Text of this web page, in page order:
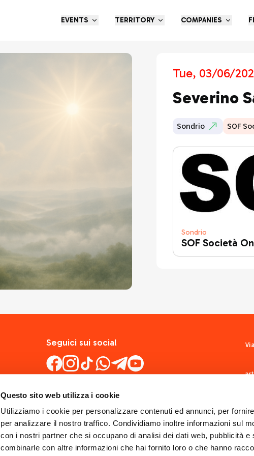
Questo sito web utilizza i cookie
Utilizziamo i cookie per personalizzare contenuti ed annunci, per
per analizzare il nostro traffico. Condividiamo inoltre informazioni sul
con i nostri partner che si occupano di analisi dei dati web, pubblicità e
combinarle con altre informazioni che hai fornito loro o che hanno
EVENTS TERRITORY COMPANIES
Tue, 03/06/
Severino
Sondrio SOF
Sondrio
SOF Società
Seguici sui social